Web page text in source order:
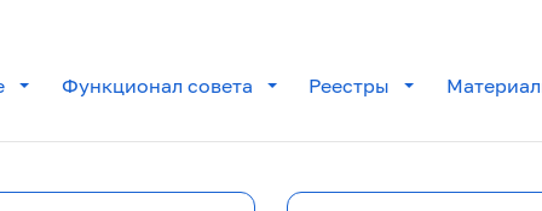
Функционал совета Реестры